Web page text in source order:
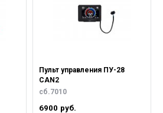
Пульт управления ПУ-28
CAN2
сб.7010
6900 руб.